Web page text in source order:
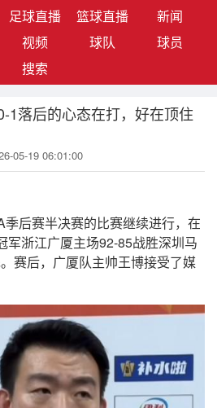
足球直播 篮球直播
新闻
视频 球队
球员
搜索
1落后的心态在打，好在顶住
05-19 06:01:00
后赛半决赛的比赛继续进行，在
军浙江广厦主场92-85战胜深圳马
赛后，广厦队主帅王博接受了媒